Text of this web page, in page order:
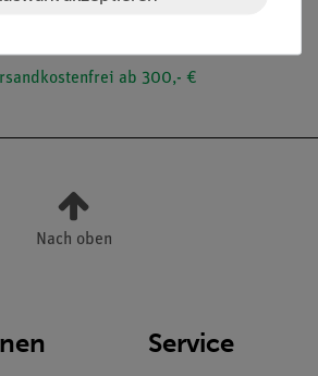
ab 300,- €
Nach oben
Service